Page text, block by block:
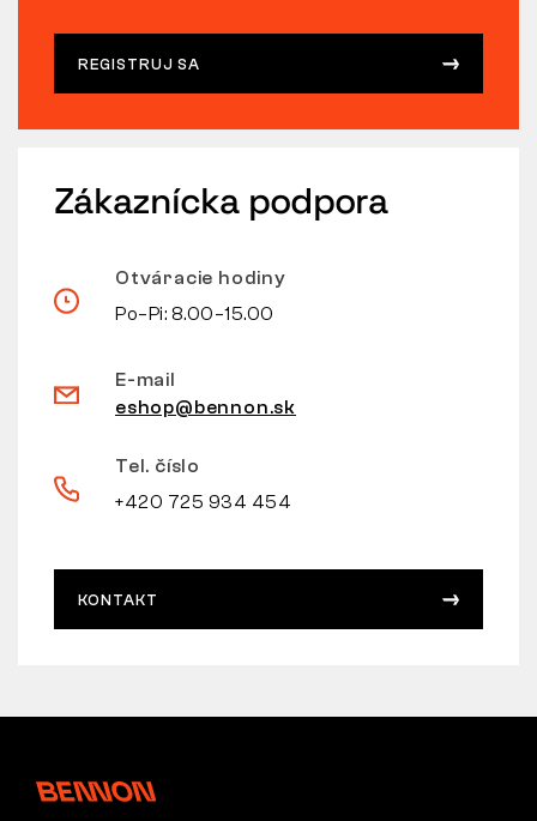
REGISTRUJ SA
Zákaznícka podpora
Otváracie hodiny
Po–Pi: 8.00–15.00
E-mail
eshop@bennon.sk
Tel. číslo
+420 725 934 454
KONTAKT